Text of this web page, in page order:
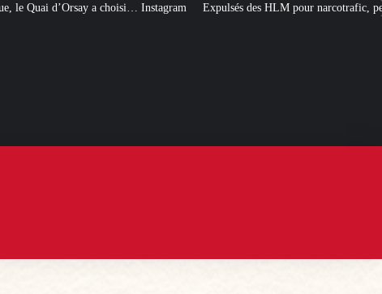
Expulsés des HLM pour narcotrafic, peuvent-ils obtenir un nouveau logement